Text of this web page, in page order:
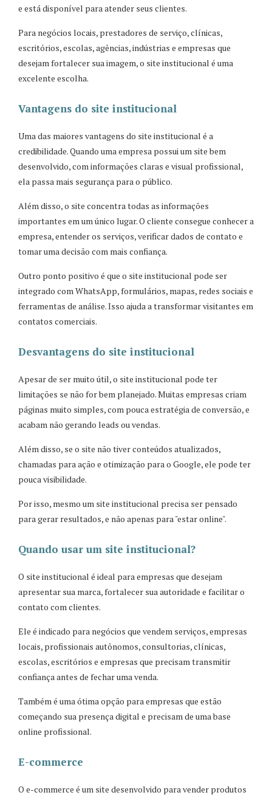
e está disponível para atender seus clientes.
Para negócios locais, prestadores de serviço, clínicas,
escritórios, escolas, agências, indústrias e empresas que
desejam fortalecer sua imagem, o site institucional é uma
excelente escolha.
Vantagens do site institucional
Uma das maiores vantagens do site institucional é a
credibilidade. Quando uma empresa possui um site bem
desenvolvido, com informações claras e visual profissional,
ela passa mais segurança para o público.
Além disso, o site concentra todas as informações
importantes em um único lugar. O cliente consegue conhecer a
empresa, entender os serviços, verificar dados de contato e
tomar uma decisão com mais confiança.
Outro ponto positivo é que o site institucional pode ser
integrado com WhatsApp, formulários, mapas, redes sociais e
ferramentas de análise. Isso ajuda a transformar visitantes em
contatos comerciais.
Desvantagens do site institucional
Apesar de ser muito útil, o site institucional pode ter
limitações se não for bem planejado. Muitas empresas criam
páginas muito simples, com pouca estratégia de conversão, e
acabam não gerando leads ou vendas.
Além disso, se o site não tiver conteúdos atualizados,
chamadas para ação e otimização para o Google, ele pode ter
pouca visibilidade.
Por isso, mesmo um site institucional precisa ser pensado
para gerar resultados, e não apenas para "estar online".
Quando usar um site institucional?
O site institucional é ideal para empresas que desejam
apresentar sua marca, fortalecer sua autoridade e facilitar o
contato com clientes.
Ele é indicado para negócios que vendem serviços, empresas
locais, profissionais autônomos, consultorias, clínicas,
escolas, escritórios e empresas que precisam transmitir
confiança antes de fechar uma venda.
Também é uma ótima opção para empresas que estão
começando sua presença digital e precisam de uma base
online profissional.
E-commerce
O e-commerce é um site desenvolvido para vender produtos